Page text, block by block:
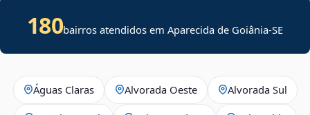
180bairros atendidos emAparecida de Goiânia-SE
Águas Claras Alvorada Oeste Alvorada Sul